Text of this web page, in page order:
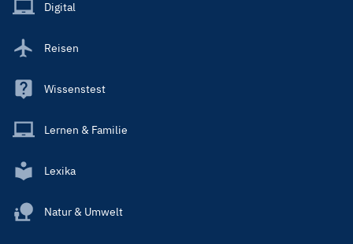
Digital
Reisen
Wissenstest
Lernen & Familie
Lexika
Natur & Umwelt